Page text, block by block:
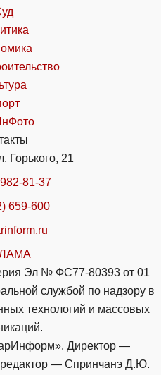
Горького, 21
81-37
659-600
Эл № ФС77-80393 от 01
службой по надзору в
технологий и массовых
Директор —
— Спринчанэ Д.Ю.